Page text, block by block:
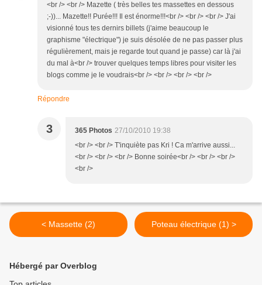
<br /> <br /> Mazette ( très belles tes massettes en dessous
;-))... Mazette!! Purée!!! Il est énorme!!!<br /> <br /> <br /> J'ai
visionné tous tes dernirs billets (j'aime beaucoup le
graphisme "électrique") je suis désolée de ne pas passer plus
régulièrement, mais je regarde tout quand je passe) car là j'ai
du mal à<br /> trouver quelques temps libres pour visiter les
blogs comme je le voudrais<br /> <br /> <br /> <br />
Répondre
3 365 Photos 27/10/2010 19:38
<br /> <br /> T'inquiète pas Kri ! Ca m'arrive aussi...
<br /> <br /> <br /> Bonne soirée<br /> <br /> <br />
<br />
< Massette (2) Poteau électrique (1) >
Hébergé par Overblog